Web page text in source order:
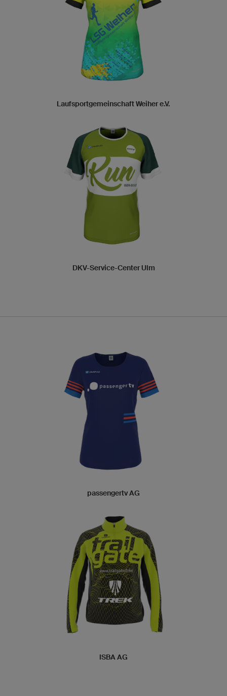
Laufsportgemeinschaft Weiher e.V.
DKV-Service-Center Ulm
passengertv AG
ISBA AG